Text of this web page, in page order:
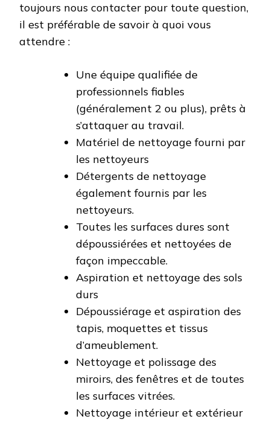
toujours nous contacter pour toute question,
il est préférable de savoir à quoi vous
attendre :
Une équipe qualifiée de
professionnels fiables
(généralement 2 ou plus), prêts à
s’attaquer au travail.
Matériel de nettoyage fourni par
les nettoyeurs
Détergents de nettoyage
également fournis par les
nettoyeurs.
Toutes les surfaces dures sont
dépoussiérées et nettoyées de
façon impeccable.
Aspiration et nettoyage des sols
durs
Dépoussiérage et aspiration des
tapis, moquettes et tissus
d’ameublement.
Nettoyage et polissage des
miroirs, des fenêtres et de toutes
les surfaces vitrées.
Nettoyage intérieur et extérieur